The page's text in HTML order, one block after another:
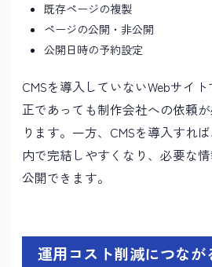
既存ページの複製
ページの公開・非公開
公開日時の予約設定
CMSを導入していないWebサイ
正であっても制作会社への依頼
ります。一方、CMSを導入すれ
内で完結しやすくなり、必要な
公開できます。
運用コスト削減につなが